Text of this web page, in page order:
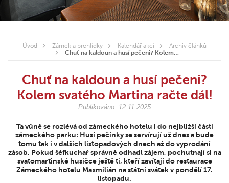
Úvod Zámek a prohlídky Kalendář akcí
Archiv článků
Chuť na kaldoun a husí pečeni? Kolem…
Chuť na kaldoun a husí pečeni?
Kolem svatého Martina račte dál!
Publikováno: 12.11.2025
Ta vůně se rozlévá od zámeckého hotelu i do nejbližší části
zámeckého parku: Husí pečínky se servírují už dnes a bude
tomu tak i v dalších listopadových dnech až do vyprodání
zásob. Pokud šéfkuchař správně odhadl zájem, pochutnají si na
svatomartinské husičce ještě ti, kteří zavítají do restaurace
Zámeckého hotelu Maxmilián na státní svátek v pondělí 17.
listopadu.